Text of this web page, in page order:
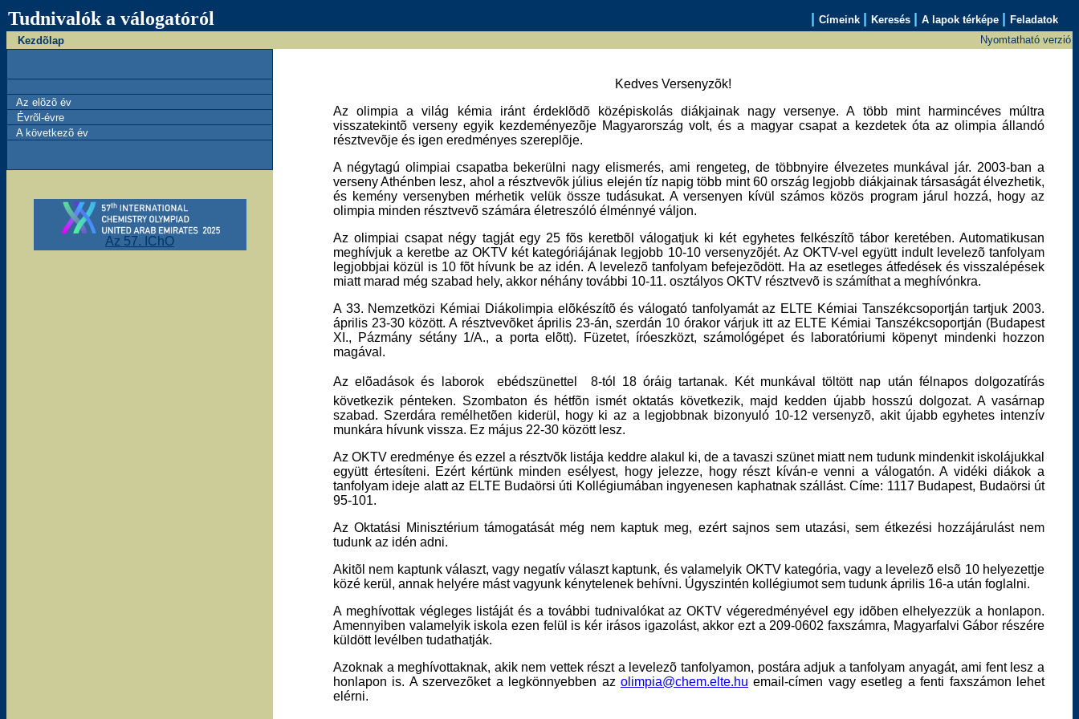
Tudnivalók a válogatóról Címeink Keresés A lapok térképe
Feladatok
Kezdõlap
Nyomtatható verzió
Az elõzõ év
Évrõl-évre
A következõ év
Az 57. IChO
Kedves Versenyzõk!
Az olimpia a világ kémia iránt érdeklõdõ középiskolás diákjainak nagy versenye. A több mint harmincéves múltra
visszatekintõ verseny egyik kezdeményezõje Magyarország volt, és a magyar csapat a kezdetek óta az olimpia állandó
résztvevõje és igen eredményes szereplõje.
A négytagú olimpiai csapatba bekerülni nagy elismerés, ami rengeteg, de többnyire élvezetes munkával jár. 2003-ban a
verseny Athénben lesz, ahol a résztvevõk július elején tíz napig több mint 60 ország legjobb diákjainak társaságát élvezhetik,
és kemény versenyben mérhetik velük össze tudásukat. A versenyen kívül számos közös program járul hozzá, hogy az
olimpia minden résztvevõ számára életreszóló élménnyé váljon.
Az olimpiai csapat négy tagját egy 25 fõs keretbõl válogatjuk ki két egyhetes felkészítõ tábor keretében. Automatikusan
meghívjuk a keretbe az OKTV két kategóriájának legjobb 10-10 versenyzõjét. Az OKTV-vel együtt indult levelezõ tanfolyam
legjobbjai közül is 10 fõt hívunk be az idén. A levelezõ tanfolyam befejezõdött. Ha az esetleges átfedések és visszalépések
miatt marad még szabad hely, akkor néhány további 10-11. osztályos OKTV résztvevõ is számíthat a meghívónkra.
A 33. Nemzetközi Kémiai Diákolimpia elõkészítõ és válogató tanfolyamát az ELTE Kémiai Tanszékcsoportján tartjuk 2003.
április 23-30 között. A résztvevõket április 23-án, szerdán 10 órakor várjuk itt az ELTE Kémiai Tanszékcsoportján (Budapest
XI., Pázmány sétány 1/A., a porta elõtt). Füzetet, íróeszközt, számológépet és laboratóriumi köpenyt mindenki hozzon
magával.
Az elõadások és laborok  ebédszünettel  8-tól 18 óráig tartanak. Két munkával töltött nap után félnapos dolgozatírás
következik pénteken. Szombaton és hétfõn ismét oktatás következik, majd kedden újabb hosszú dolgozat. A vasárnap
szabad. Szerdára remélhetõen kiderül, hogy ki az a legjobbnak bizonyuló 10-12 versenyzõ, akit újabb egyhetes intenzív
munkára hívunk vissza. Ez május 22-30 között lesz.
Az OKTV eredménye és ezzel a résztvõk listája keddre alakul ki, de a tavaszi szünet miatt nem tudunk mindenkit iskolájukkal
együtt értesíteni. Ezért kértünk minden esélyest, hogy jelezze, hogy részt kíván-e venni a válogatón. A vidéki diákok a
tanfolyam ideje alatt az ELTE Budaörsi úti Kollégiumában ingyenesen kaphatnak szállást. Címe: 1117 Budapest, Budaörsi út
95-101.
Az Oktatási Minisztérium támogatását még nem kaptuk meg, ezért sajnos sem utazási, sem étkezési hozzájárulást nem
tudunk az idén adni.
Akitõl nem kaptunk választ, vagy negatív választ kaptunk, és valamelyik OKTV kategória, vagy a levelezõ elsõ 10 helyezettje
közé kerül, annak helyére mást vagyunk kénytelenek behívni. Úgyszintén kollégiumot sem tudunk április 16-a után foglalni.
A meghívottak végleges listáját és a további tudnivalókat az OKTV végeredményével egy idõben elhelyezzük a honlapon.
Amennyiben valamelyik iskola ezen felül is kér irásos igazolást, akkor ezt a 209-0602 faxszámra, Magyarfalvi Gábor részére
küldött levélben tudathatják.
Azoknak a meghívottaknak, akik nem vettek részt a levelezõ tanfolyamon, postára adjuk a tanfolyam anyagát, ami fent lesz a
honlapon is. A szervezõket a legkönnyebben az olimpia@chem.elte.hu email-címen vagy esetleg a fenti faxszámon lehet
elérni.